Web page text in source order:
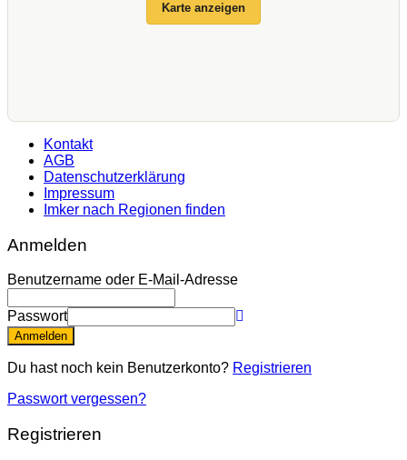
Karte anzeigen
Kontakt
AGB
Datenschutzerklärung
Impressum
Imker nach Regionen finden
Anmelden
Benutzername oder E-Mail-Adresse
Passwort
Anmelden
Du hast noch kein Benutzerkonto? Registrieren
Passwort vergessen?
Registrieren